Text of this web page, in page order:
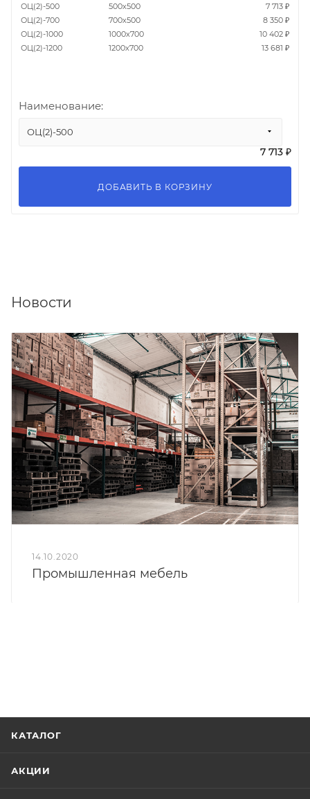
ОЦ(2)-500
500х500
7 713 ₽
ОЦ(2)-700
700х500
8 350 ₽
ОЦ(2)-1000
1000х700
10 402 ₽
ОЦ(2)-1200
1200х700 13 681 ₽
Наименование:
ОЦ(2)-500
7 713 ₽
ДОБАВИТЬ В КОРЗИНУ
Новости
14.10.2020
Промышленная мебель
КАТАЛОГ
АКЦИИ